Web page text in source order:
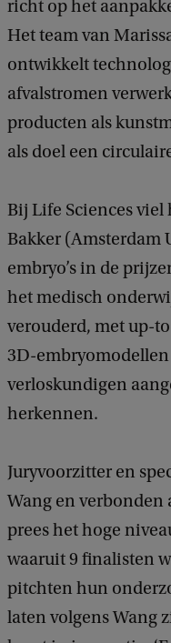
richt op het
Het team van
ontwikkelt
afvalstromen
producten als
als doel een
Bij Life Sciences viel
Bakker (Amsterdam
embryo’s in de
het medisch
verouderd, met up-
3D-
verloskundigen
herkennen.
Juryvoorzitter en
Wang en verbonden
prees het hoge
waaruit 9 finalisten
pitchten hun
laten volgens Wang